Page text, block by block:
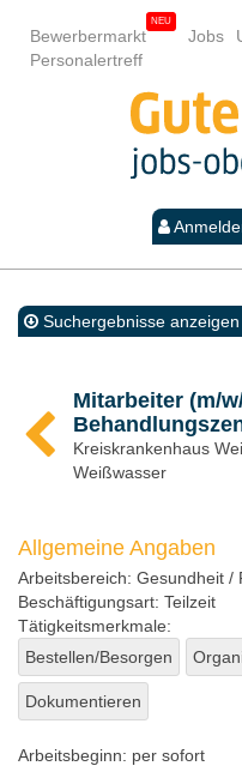
Bewerbermarkt Jobs
Personalertreff
Suchergebnisse anzeigen
Mitarbeiter (m/
Kreiskrankenhaus
Weißwasser
Allgemeine Angaben
Arbeitsbereich: Gesundheit /
Beschäftigungsart: Teilzeit
Tätigkeitsmerkmale:
Bestellen/Besorgen
Dokumentieren
Arbeitsbeginn: per sofort